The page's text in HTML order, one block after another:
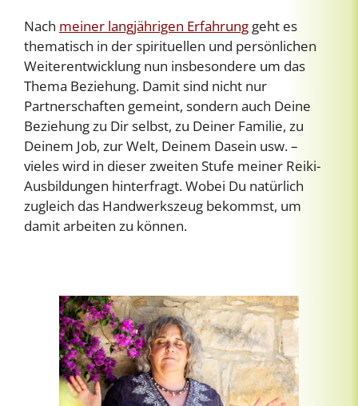
Nach meiner langjährigen Erfahrung geht es
thematisch in der spirituellen und persönlichen
Weiterentwicklung nun insbesondere um das
Thema Beziehung. Damit sind nicht nur
Partnerschaften gemeint, sondern auch Deine
Beziehung zu Dir selbst, zu Deiner Familie, zu
Deinem Job, zur Welt, Deinem Dasein usw. –
vieles wird in dieser zweiten Stufe meiner Reiki-
Ausbildungen hinterfragt. Wobei Du natürlich
zugleich das Handwerkszeug bekommst, um
damit arbeiten zu können.